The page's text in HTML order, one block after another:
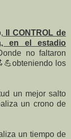
II CONTROL de
en el estadio
no faltaron
💪obteniendo los
un mejor salto
un crono de
un tiempo de